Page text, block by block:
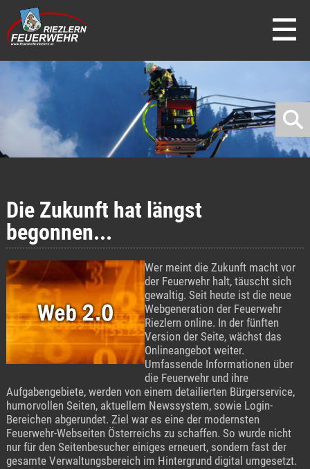
direkt zur Navigation
direkt zum Inhalt
Die Zukunft hat längst
begonnen...
Wer meint die Zukunft macht vor
der Feuerwehr halt, täuscht sich
gewaltig. Seit heute ist die neue
Webgeneration der Feuerwehr
Riezlern online. In der fünften
Version der Seite, wächst das
Onlineangebot weiter.
Umfassende Informationen über
die Feuerwehr und ihre
Aufgabengebiete, werden von einem detailierten Bürgerservice,
humorvollen Seiten, aktuellem Newssystem, sowie Login-
Bereichen abgerundet. Ziel war es eine der modernsten
Feuerwehr-Webseiten Österreichs zu schaffen. So wurde nicht
nur für den Seitenbesucher einiges erneuert, sondern fast der
gesamte Verwaltungsbereich im Hintergrund digital umgesetzt.